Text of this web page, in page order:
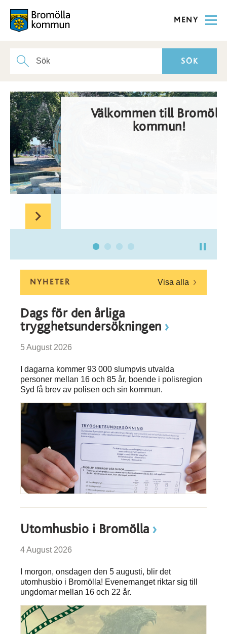
MENY
för
Välkommen till Bromölla
kommun!
NYHETER Visa alla
Dags för den årliga
trygghetsundersökningen
5 August 2026
I dagarna kommer 93 000 slumpvis utvalda
personer mellan 16 och 85 år, boende i polisregion
Syd få brev av polisen och sin kommun.
Utomhusbio i Bromölla
4 August 2026
I morgon, onsdagen den 5 augusti, blir det
utomhusbio i Bromölla! Evenemanget riktar sig till
ungdomar mellan 16 och 22 år.